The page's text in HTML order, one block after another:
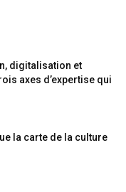
digitalisation et
axes d’expertise qui
la carte de la culture